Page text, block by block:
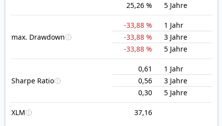
25,26 %
5 Jahre
max. Drawdown
-33,88 %
1 Jahr
-33,88 %
3 Jahre
-33,88 %
5 Jahre
Sharpe Ratio
0,61
1 Jahr
0,56
3 Jahre
0,30
5 Jahre
XLM 37,16